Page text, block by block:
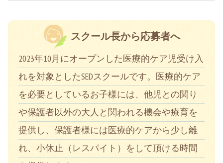
スクール長から応募者へ
2023年10月にオープンした医療的ケア児受け入
れを対象としたSEDスクールです。医療的ケア
を必要としているお子様には、他児との関り
や保護者以外の大人と関われる機会や療育を
提供し、保護者様には医療的ケアから少し離
れ、小休止（レスパイト）をして頂ける時間